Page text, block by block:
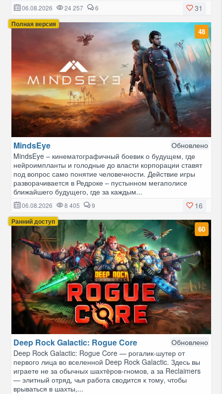
31
06.08.2026 24 257 6
Полная версия
48
MindsEye
Обновлено
MindsEye – кинематографичный боевик о будущем, где
нейроимпланты и голодные до власти корпорации ставят
под вопрос само понятие человечности. Действие игры
разворачивается в Редроке – пустынном мегаполисе
ближайшего будущего, где за каждым...
16
06.08.2026 8 405 9
Ранний доступ
60
Deep Rock Galactic: Rogue Core
Обновлено
Deep Rock Galactic: Rogue Core — рогалик-шутер от
первого лица во вселенной Deep Rock Galactic. Здесь вы
играете не за обычных шахтёров-гномов, а за Reclaimers
— элитный отряд, чья работа сводится к тому, чтобы
врываться в шахты,...